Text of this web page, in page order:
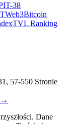
38
Web3Bitcoin
TVL Ranking
57-550 Stronie
→
Dane